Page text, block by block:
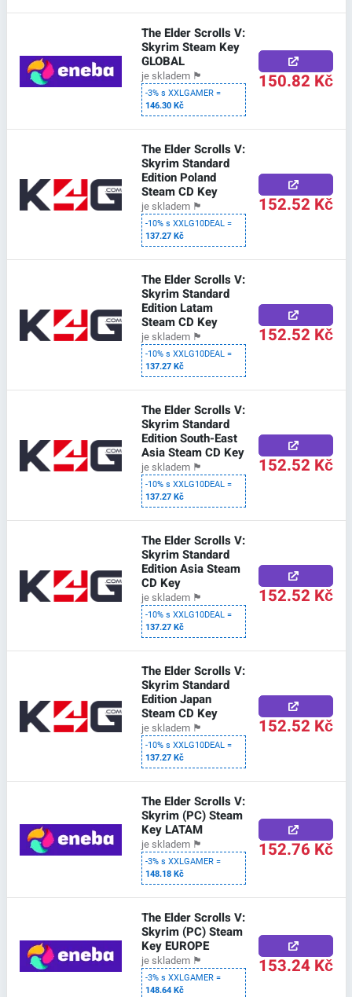
The Elder Scrolls V:
Skyrim Steam Key
GLOBAL
je skladem 🏴
-3% s XXLGAMER =
146.30 Kč
150.82 Kč
The Elder Scrolls V:
Skyrim Standard
Edition Poland
Steam CD Key
je skladem 🏴
-10% s XXLG10DEAL =
137.27 Kč
152.52 Kč
The Elder Scrolls V:
Skyrim Standard
Edition Latam
Steam CD Key
je skladem 🏴
-10% s XXLG10DEAL =
137.27 Kč
152.52 Kč
The Elder Scrolls V:
Skyrim Standard
Edition South-East
Asia Steam CD Key
je skladem 🏴
-10% s XXLG10DEAL =
137.27 Kč
152.52 Kč
The Elder Scrolls V:
Skyrim Standard
Edition Asia Steam
CD Key
je skladem 🏴
-10% s XXLG10DEAL =
137.27 Kč
152.52 Kč
The Elder Scrolls V:
Skyrim Standard
Edition Japan
Steam CD Key
je skladem 🏴
-10% s XXLG10DEAL =
137.27 Kč
152.52 Kč
The Elder Scrolls V:
Skyrim (PC) Steam
Key LATAM
je skladem 🏴
-3% s XXLGAMER =
148.18 Kč
152.76 Kč
The Elder Scrolls V:
Skyrim (PC) Steam
Key EUROPE
je skladem 🏴
-3% s XXLGAMER =
148.64 Kč
153.24 Kč